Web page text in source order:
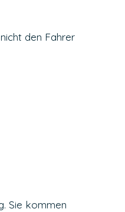
den Fahrer
Sie kommen